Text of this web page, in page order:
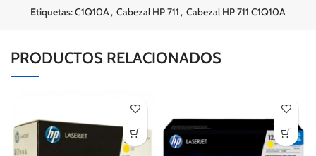
Etiquetas:C1Q10A, Cabezal HP 711, Cabezal HP 711 C1Q10A
PRODUCTOS RELACIONADOS